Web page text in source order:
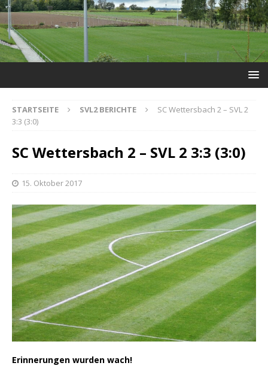
STARTSEITE SVL2 BERICHTE
SC Wettersbach 2 – SVL 2
3:3 (3:0)
SC Wettersbach 2 – SVL 2 3:3 (3:0)
15. Oktober 2017
Erinnerungen wurden wach!